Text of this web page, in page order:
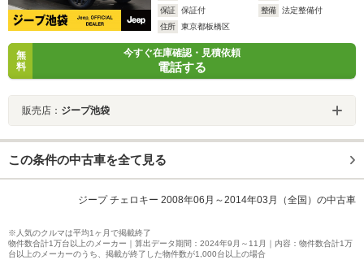
保証
保証付 整備
法定整備付
住所
東京都板橋区
無
料
今すぐ在庫確認・見積依頼
電話する
販売店： ジープ池袋
この条件の中古車を全て見る
ジープ チェロキー 2008年06月～2014年03月（全国）の中古車
※人気のクルマは平均1ヶ月で掲載終了
物件数合計1万台以上のメーカー｜算出データ期間：2024年9月～11月｜内容：物件数合計1万
台以上のメーカーのうち、掲載が終了した物件数が1,000台以上の場合